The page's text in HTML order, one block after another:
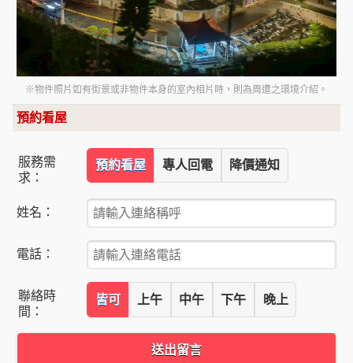
※物件照片如有街景或非物件本身的室內相片時，則為周遭之環境介紹。
預約看屋
服務需
求：
預約看屋 專人回電 降價通知
姓名：
電話：
聯絡時
間：
皆可 上午 中午 下午 晚上
送出留言